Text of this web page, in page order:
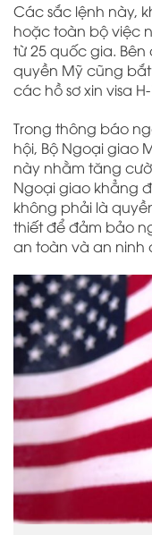
Các sắc lệnh này,
hoặc toàn bộ việc
từ 25 quốc gia.
quyền Mỹ cũng
các hồ sơ xin visa H-
Trong thông báo
hội, Bộ Ngoại giao
này nhằm tăng
Ngoại giao khẳng
không phải là
thiết để đảm bảo
an toàn và an ninh